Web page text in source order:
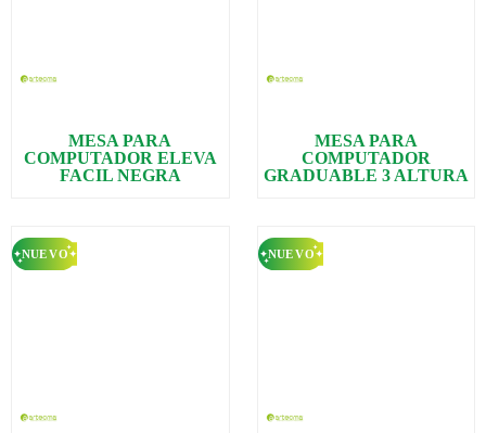
MESA PARA
COMPUTADOR ELEVA
FACIL NEGRA
MESA PARA
COMPUTADOR
GRADUABLE 3 ALTURA